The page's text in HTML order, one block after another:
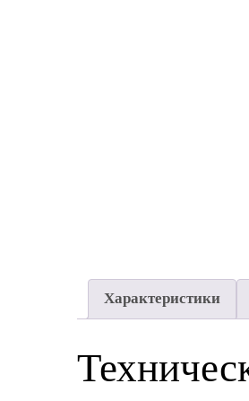
Характеристики